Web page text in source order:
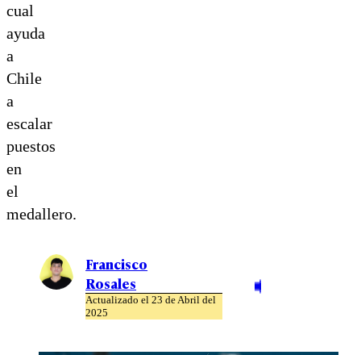
cual
ayuda
a
Chile
a
escalar
puestos
en
el
medallero.
Francisco
Rosales
Actualizado el 23 de Abril del
2025